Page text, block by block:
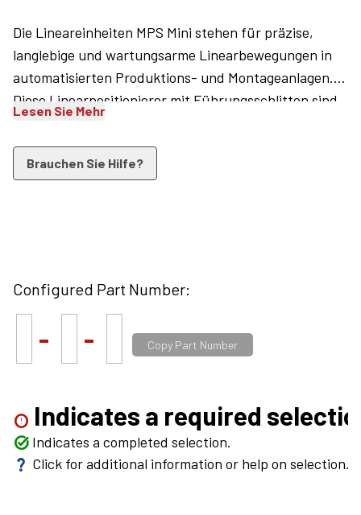
Die Lineareinheiten MPS Mini stehen für präzise,
langlebige und wartungsarme Linearbewegungen in
automatisierten Produktions- und Montageanlagen.
Diese Linearpositionierer mit Führungsschlitten sind
Anwendungen in OEM-Verpackungsmaschinen. Sie
sind außerordentlich wiederholgenau bei der
und sind per Hall-Sensor an zwei Positionen
abfragbar. Zusätzlich widerstehen ihre Viton-
Lesen Sie Mehr
Brauchen Sie Hilfe?
Configured Part Number:
- - Copy Part Number
error Indicates a required
task_alt Indicates a completed selection.
question_mark Click for additional information or help on selection.